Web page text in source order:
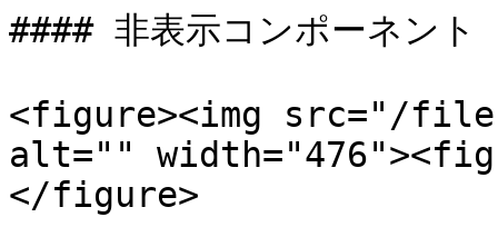
#### 非表示コンポーネント
<figure><img src="/files/
alt=""
</figure>